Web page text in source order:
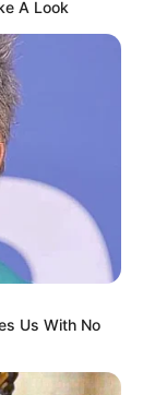
A Look
Us With No